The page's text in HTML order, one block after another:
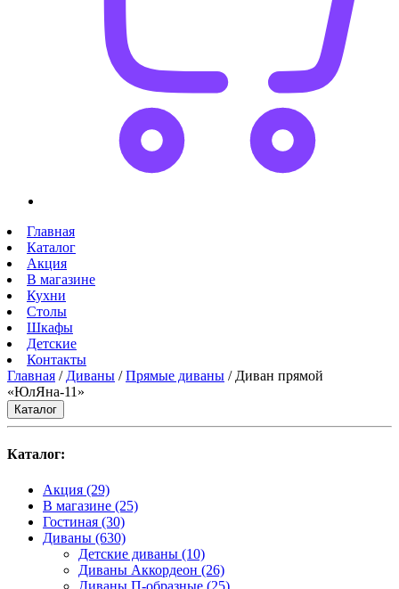
Главная
Каталог
Акция
В магазине
Кухни
Столы
Шкафы
Детские
Контакты
Главная / Диваны /Прямые диваны / Диван прямой
«ЮлЯна-11»
Каталог
Каталог:
Акция (29)
В магазине (25)
Гостиная (30)
Диваны (630)
Детские диваны (10)
Диваны Аккордеон (26)
Диваны П-образные (25)